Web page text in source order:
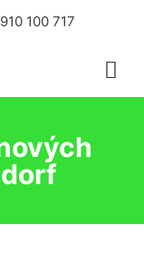
100 717